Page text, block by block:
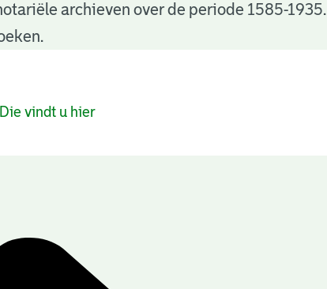
archieven over de periode 1585-1935.
vindt u hier